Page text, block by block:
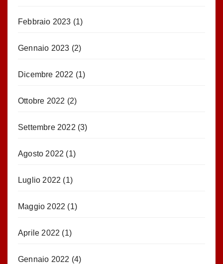
Febbraio 2023 (1)
Gennaio 2023 (2)
Dicembre 2022 (1)
Ottobre 2022 (2)
Settembre 2022 (3)
Agosto 2022 (1)
Luglio 2022 (1)
Maggio 2022 (1)
Aprile 2022 (1)
Gennaio 2022 (4)